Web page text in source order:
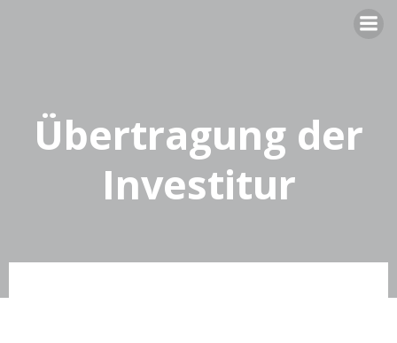
Übertragung der
Investitur